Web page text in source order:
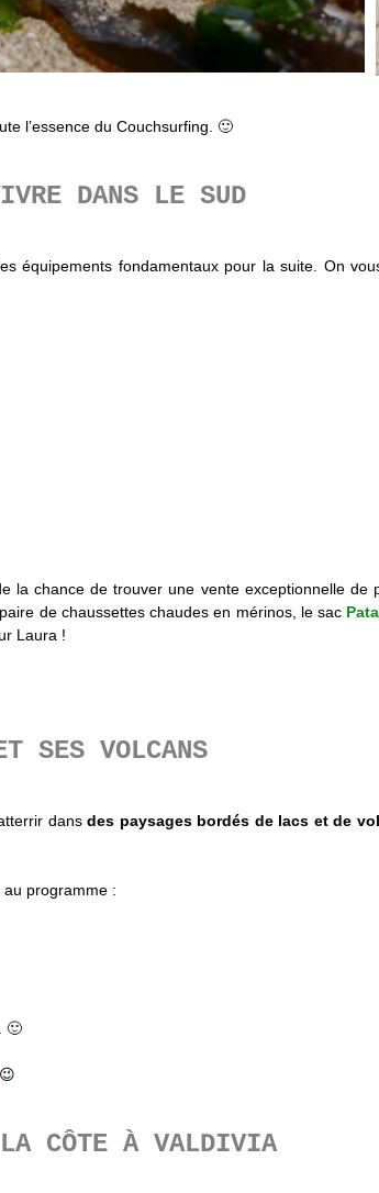
l’essence du Couchsurfing. 🙂
DANS LE SUD
équipements fondamentaux pour la suite. On
chance de trouver une vente exceptionnelle de
de chaussettes chaudes en mérinos, le sac
Laura !
SES VOLCANS
dansdes paysages bordés de lacs et de
programme :
🙂
😉
LA CÔTE À VALDIVIA